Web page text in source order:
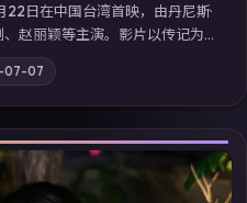
日在中国台湾首映，由丹尼斯·
赵丽颖等主演。影片以传记为
夜正面相撞；摄影与配乐强化
费观看高清电视剧在线看」延
在线追剧体验。
07-07